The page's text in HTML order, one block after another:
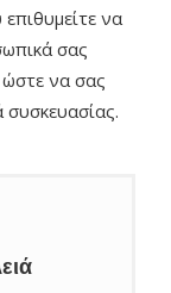
να
σας
ώστε να σας